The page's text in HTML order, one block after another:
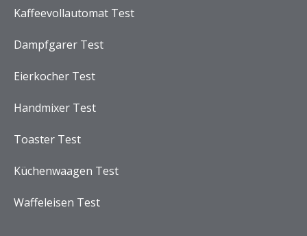
Kaffeevollautomat Test
Dampfgarer Test
Eierkocher Test
Handmixer Test
Toaster Test
Küchenwaagen Test
Waffeleisen Test